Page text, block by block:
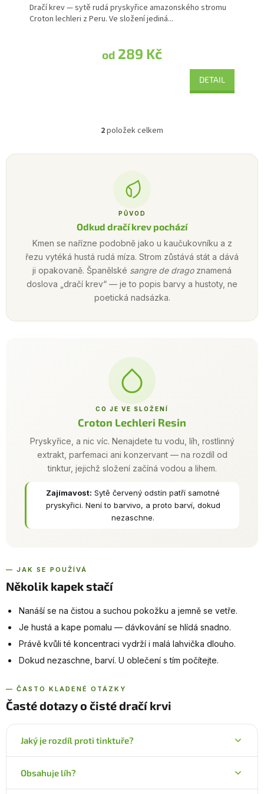
od 289 Kč
DETAIL
Dračí krev — sytě rudá pryskyřice amazonského stromu
Croton lechleri z Peru. Ve složení jediná...
Ovládací prvky výpisu
2položek celkem
PŮVOD
Odkud dračí krev pochází
Kmen se nařízne podobně jako u kaučukovníku a z
řezu vytéká hustá rudá míza. Strom zůstává stát a dává
ji opakovaně. Španělské sangre de dragoznamená
doslova „dračí krev“ — je to popis barvy a hustoty, ne
poetická nadsázka.
CO JE VE SLOŽENÍ
Croton Lechleri Resin
Pryskyřice, a nic víc. Nenajdete tu vodu, líh, rostlinný
extrakt, parfemaci ani konzervant — na rozdíl od
tinktur, jejichž složení začíná vodou a lihem.
Zajímavost: Sytě červený odstín patří samotné
pryskyřici. Není to barvivo, a proto barví, dokud
nezaschne.
— JAK SE POUŽÍVÁ
Několik kapek stačí
Nanáší se na čistou a suchou pokožku a jemně se vetře.
Je hustá a kape pomalu — dávkování se hlídá snadno.
Právě kvůli té koncentraci vydrží i malá lahvička dlouho.
Dokud nezaschne, barví. U oblečení s tím počítejte.
— ČASTO KLADENÉ OTÁZKY
Časté dotazy o čisté dračí krvi
Jaký je rozdíl proti tinktuře?
pryskyřici. Tinktura obsahuje navíc bylinu, vodu a líh,
který slouží jako extrakční prostředí.
Obsahuje líh?